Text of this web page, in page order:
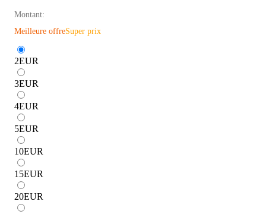
Montant:
Meilleure offreSuper prix
2EUR
3EUR
4EUR
5EUR
10EUR
15EUR
20EUR